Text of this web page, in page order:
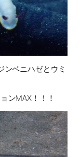
ベニハゼとウミ
ンMAX！！！